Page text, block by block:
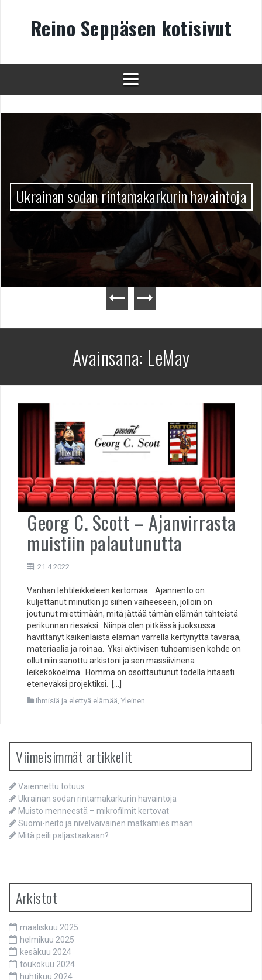
Reino Seppäsen kotisivut
Ukrainan sodan rintamakarkurin havaintoja
Avainsana: LeMay
Georg C. Scott – Ajanvirrasta
muistiin palautunutta
21.4.2022
Vanhan lehtileikkeleen kertomaa Ajanriento on
kuljettanut minutkin jo siihen vaiheeseen, jolloin on
joutunut miettimään, mitä jättää tämän elämän tähteistä
perikunnan riesaksi. Niinpä olen pitkässä juoksussa
hävittänyt kaikenlaista elämän varrella kertynyttä tavaraa,
materiaalia ja roinaa. Yksi aktiivisen tuhoamisen kohde on
ollut niin sanottu arkistoni ja sen massiivinena
leikekokoelma. Homma on osoittautunut todella hitaasti
eteneväksi projektiksi. […]
Ihmisiä ja elettyä elämää Yleinen
Viimeisimmät artikkelit
Vaiennettu totuus
Ukrainan sodan rintamakarkurin havaintoja
Muisto menneestä – mikrofilmit kertovat
Suomi-neito ja nivelvaivainen matkamies maan
Mitä peili paljastaakaan?
Arkistot
maaliskuu 2025
helmikuu 2025
kesäkuu 2024
toukokuu 2024
huhtikuu 2024